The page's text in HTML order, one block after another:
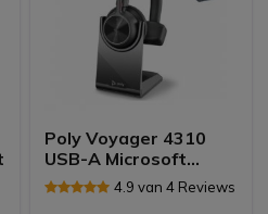
Poly Voyager 4310
USB-A Microsoft
Teams +
Oplaadstation
4.9 van 4 Reviews